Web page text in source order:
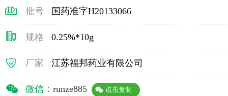
批号 国药准字H20133066
规格 0.25%*10g
厂家 江苏福邦药业有限公司
微信： runze885 点击复制